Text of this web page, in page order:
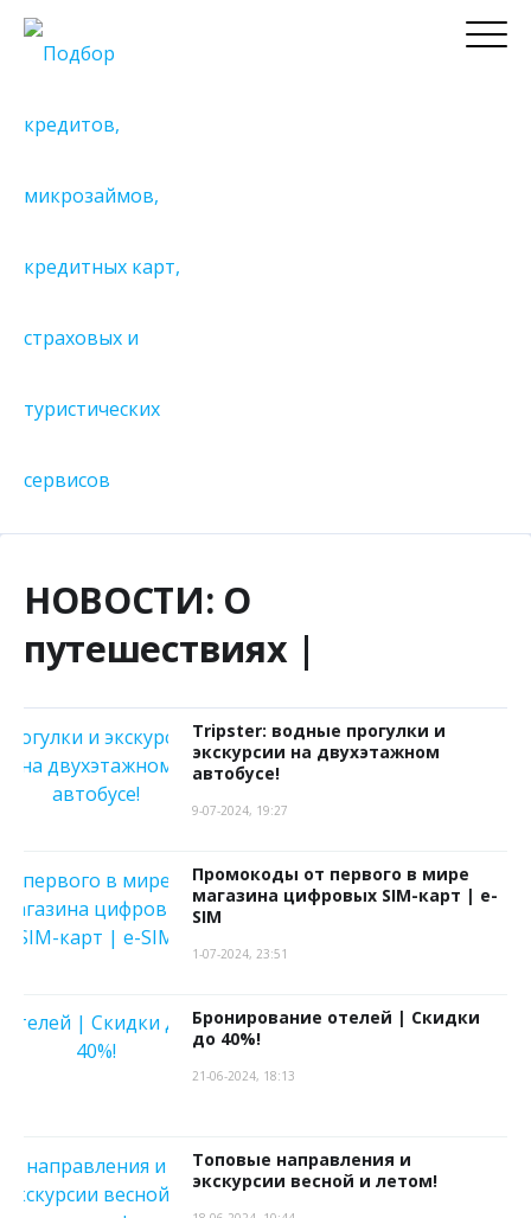
НОВОСТИ: О
путешествиях |
Tripster: водные прогулки и
экскурсии на двухэтажном
автобусе!
9-07-2024, 19:27
Промокоды от первого в мире
магазина цифровых SIM-карт | e-
SIM
1-07-2024, 23:51
Бронирование отелей | Скидки
до 40%!
21-06-2024, 18:13
Топовые направления и
экскурсии весной и летом!